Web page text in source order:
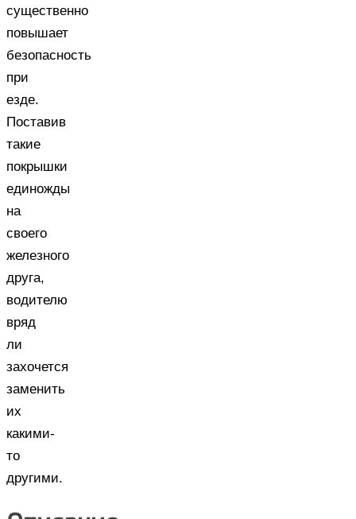
существенно
повышает
безопасность
при
езде.
Поставив
такие
покрышки
единожды
на
своего
железного
друга,
водителю
вряд
ли
захочется
заменить
их
какими-
то
другими.